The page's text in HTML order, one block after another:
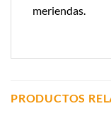
meriendas.
PRODUCTOS